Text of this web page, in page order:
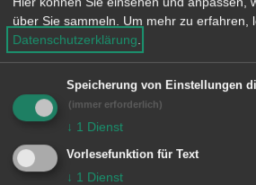
n
Sonderveranstaltungen
Messen Konzerte
Datum auswählen
Fehler beim Laden der
versuchen Sie es später
über Sie sammeln.
Um mehr zu erfahren,
Datenschutzerklärung
Speicherung von Einstellungen
(immer erforderlich)
↓ 1 Dienst
Vorlesefunktion für Text
↓ 1 Dienst